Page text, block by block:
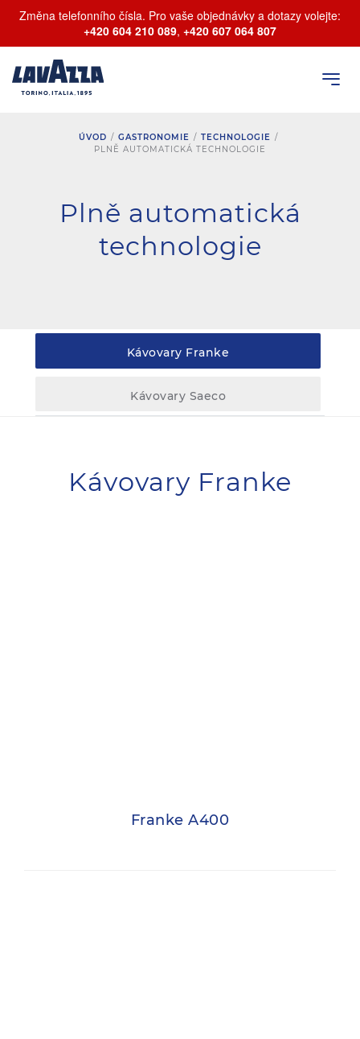
Změna telefonního čísla. Pro vaše objednávky a dotazy volejte:
+420 604 210 089, +420 607 064 807
ÚVOD / GASTRONOMIE / TECHNOLOGIE /
PLNĚ AUTOMATICKÁ TECHNOLOGIE
Plně automatická
technologie
Kávovary Franke
Kávovary Saeco
Kávovary Franke
Franke A400